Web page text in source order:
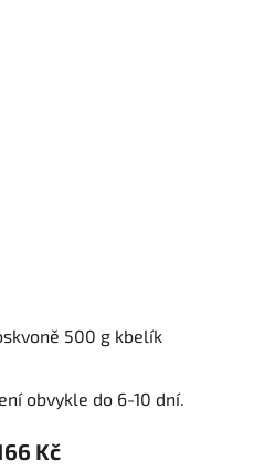
500 g kbelík
obvykle do 6-10 dní.
Kč